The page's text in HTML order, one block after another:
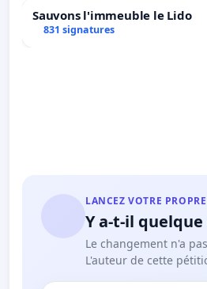
Sauvons l'immeuble le Lido
831 signatures
LANCEZ VOTRE
Y a-t-il quelque
Le changement n'a
L'auteur de cette